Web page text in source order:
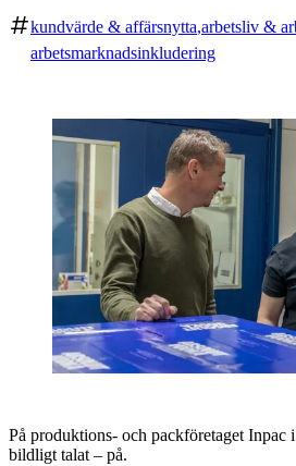
kundvärde & affärsnytta arbetsliv &
arbetsmarknadsinkludering
På produktions- och packföretaget Inpac
bildligt talat – på.